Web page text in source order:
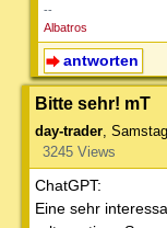
--
Albatros
antworten
Bitte sehr! mT
day-trader,
3245 Views
ChatGPT:
Eine sehr